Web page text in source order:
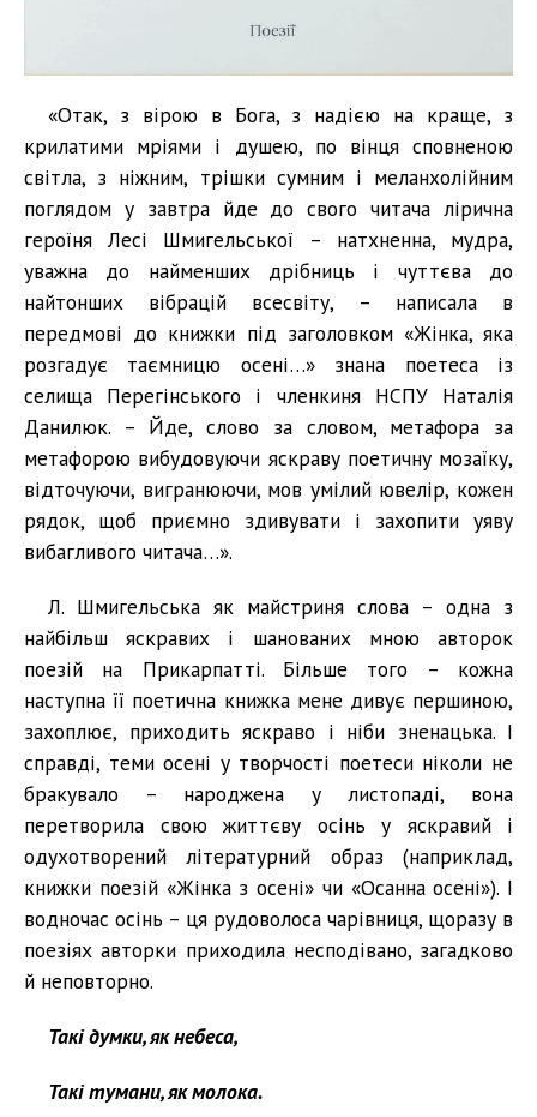
«Отак, з вірою в Бога, з надією на краще, з
крилатими мріями і душею, по вінця сповненою
світла, з ніжним, трішки сумним і меланхолійним
поглядом у завтра йде до свого читача лірична
героїня Лесі Шмигельської – натхненна, мудра,
уважна до найменших дрібниць і чуттєва до
найтонших вібрацій всесвіту, – написала в
передмові до книжки під заголовком «Жінка, яка
розгадує таємницю осені…» знана поетеса із
селища Перегінського і членкиня НСПУ Наталія
Данилюк. – Йде, слово за словом, метафора за
метафорою вибудовуючи яскраву поетичну мозаїку,
відточуючи, вигранюючи, мов умілий ювелір, кожен
рядок, щоб приємно здивувати і захопити уяву
вибагливого читача…».
Л. Шмигельська як майстриня слова – одна з
найбільш яскравих і шанованих мною авторок
поезій на Прикарпатті. Більше того – кожна
наступна її поетична книжка мене дивує першиною,
захоплює, приходить яскраво і ніби зненацька. І
справді, теми осені у творчості поетеси ніколи не
бракувало – народжена у листопаді, вона
перетворила свою життєву осінь у яскравий і
одухотворений літературний образ (наприклад,
книжки поезій «Жінка з осені» чи «Осанна осені»). І
водночас осінь – ця рудоволоса чарівниця, щоразу в
поезіях авторки приходила несподівано, загадково
й неповторно.
Такі думки, як небеса,
Такі тумани, як молока.